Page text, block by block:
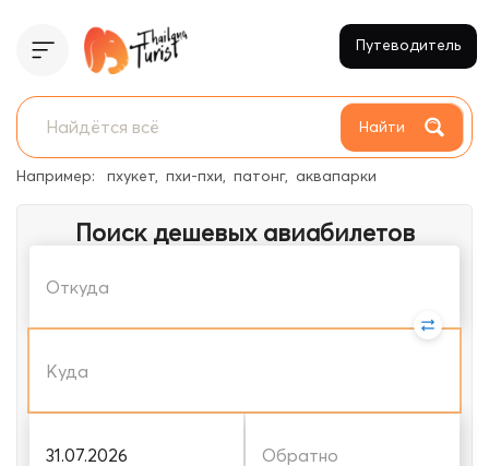
Найти
Например: пхукет пхи-пхи патонг аквапарки
Путеводитель
Поиск дешевых авиабилетов